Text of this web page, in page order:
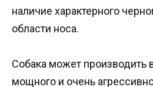
наличие характерного
области носа.
Собака может производить
мощного и очень